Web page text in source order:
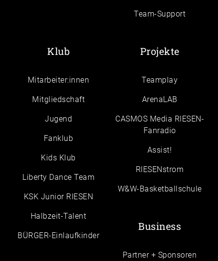
Team-Support
Klub
Mitarbeiter:innen
Mitgliedschaft
Jugend
Fanklub
Kids Klub
Liberty Dance Team
KSK Junior RIESEN
Halbzeit-Talent
BÜRGER-Einlaufkinder
Projekte
Teamplay
ArenaLAB
CASMOS Media RIESEN-
Fanradio
Assist!
RIESENstrom
W&W-Basketballschule
Business
Partner + Sponsoren